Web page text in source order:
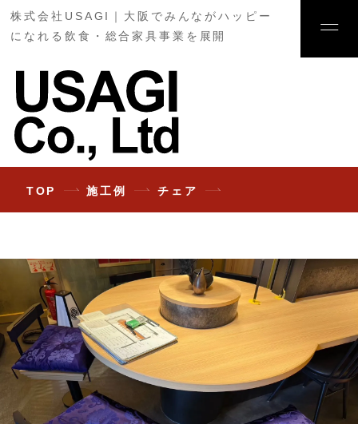
株式会社USAGI｜大阪でみんながハッピー
になれる飲食・総合家具事業を展開
TOP 施工例 チェア